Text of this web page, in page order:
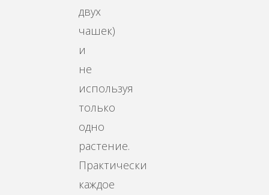
двух
чашек)
и
не
используя
только
одно
растение.
Практически
каждое